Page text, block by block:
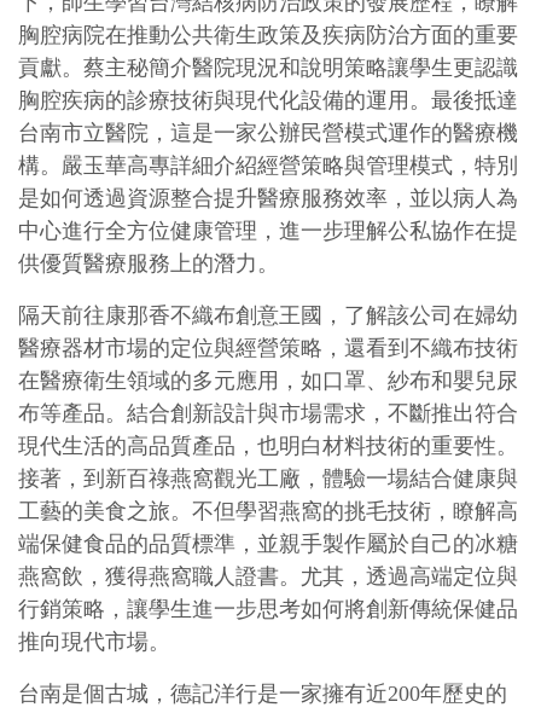
胸腔病院在推動公共衛生政策及疾病防治方面的重要
貢獻。蔡主秘簡介醫院現況和說明策略讓學生更認識
胸腔疾病的診療技術與現代化設備的運用。最後抵達
台南市立醫院，這是一家公辦民營模式運作的醫療機
構。嚴玉華高專詳細介紹經營策略與管理模式，特別
是如何透過資源整合提升醫療服務效率，並以病人為
中心進行全方位健康管理，進一步理解公私協作在提
供優質醫療服務上的潛力。
隔天前往康那香不織布創意王國，了解該公司在婦幼
醫療器材市場的定位與經營策略，還看到不織布技術
在醫療衛生領域的多元應用，如口罩、紗布和嬰兒尿
布等產品。結合創新設計與市場需求，不斷推出符合
現代生活的高品質產品，也明白材料技術的重要性。
接著，到新百祿燕窩觀光工廠，體驗一場結合健康與
工藝的美食之旅。不但學習燕窩的挑毛技術，瞭解高
端保健食品的品質標準，並親手製作屬於自己的冰糖
燕窩飲，獲得燕窩職人證書。尤其，透過高端定位與
行銷策略，讓學生進一步思考如何將創新傳統保健品
推向現代市場。
台南是個古城，德記洋行是一家擁有近200年歷史的